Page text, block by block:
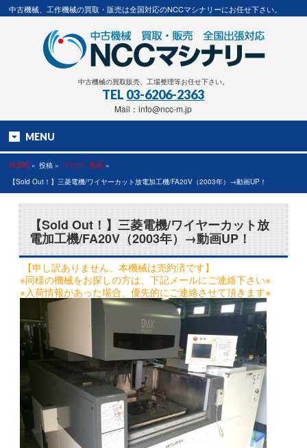
中古機械、工作機械の買取・販売は全国対応のNCCマシナリーにお任せ下さい。
中古機械の買取販売、工場整理等お任せ下さい。
TEL 03-6206-2363
Mail：info@ncc-m.jp
MENU
HOME » 投稿 » ブログ・動画 »
【Sold Out！】三菱電機/ワイヤーカット放電加工機/FA20V（2003年）→動画UP！
【Sold Out！】三菱電機/ワイヤーカット放
電加工機/FA20V（2003年）→動画UP！
【申し訳ありません。本機械は売約済です】
※同様の機械をお探しの方は、下記メールにご連絡下さい※
※入荷情報があった場合、優先的にご連絡させて頂きます※